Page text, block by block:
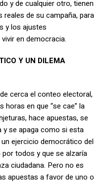
y de cualquier otro, tienen
de su campaña, para
y los ajustes
en democracia.
Y UN DILEMA
cerca el conteo electoral,
en que “se cae” la
hace apuestas, se
y se apaga como si esta
ejercicio democrático del
todos y que se alzaría
ciudadana. Pero no es
apuestas a favor de uno o